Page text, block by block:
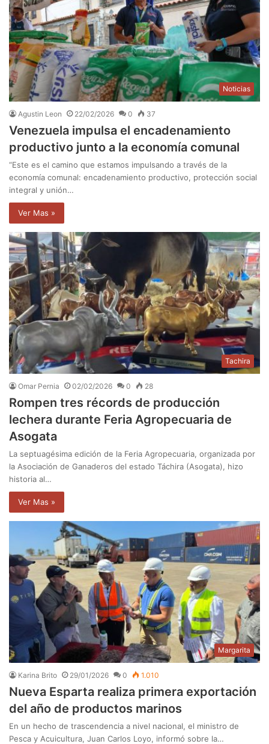
Noticias
Agustin Leon 22/02/2026 0 37
Venezuela impulsa el encadenamiento
productivo junto a la economía comunal
“Este es el camino que estamos impulsando a través de la
economía comunal: encadenamiento productivo, protección social
integral y unión…
Ver Mas »
Tachira
Omar Pernia 02/02/2026 0 28
Rompen tres récords de producción
lechera durante Feria Agropecuaria de
Asogata
La septuagésima edición de la Feria Agropecuaria, organizada por
la Asociación de Ganaderos del estado Táchira (Asogata), hizo
historia al…
Ver Mas »
Margarita
Karina Brito 29/01/2026 0 1.010
Nueva Esparta realiza primera exportación
del año de productos marinos
En un hecho de trascendencia a nivel nacional, el ministro de
Pesca y Acuicultura, Juan Carlos Loyo, informó sobre la…